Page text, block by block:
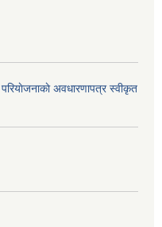
अवधारणापत्र स्वीकृत